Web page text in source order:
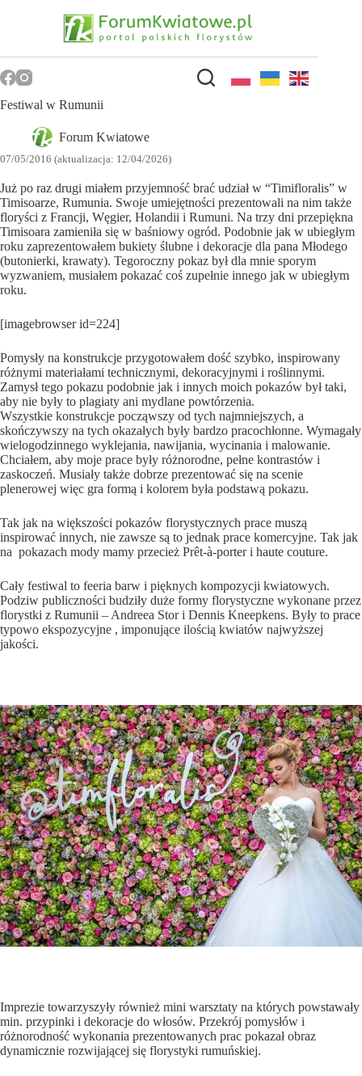
Festiwal w Rumunii
Forum Kwiatowe
07/05/2016 (aktualizacja: 12/04/2026)
Już po raz drugi miałem przyjemność brać udział w “Timifloralis” w
Timisoarze, Rumunia. Swoje umiejętności prezentowali na nim także
floryści z Francji, Węgier, Holandii i Rumuni. Na trzy dni przepiękna
Timisoara zamieniła się w baśniowy ogród. Podobnie jak w ubiegłym
roku zaprezentowałem bukiety ślubne i dekoracje dla pana Młodego
(butonierki, krawaty). Tegoroczny pokaz był dla mnie sporym
wyzwaniem, musiałem pokazać coś zupełnie innego jak w ubiegłym
roku.
[imagebrowser id=224]
Pomysły na konstrukcje przygotowałem dość szybko, inspirowany
różnymi materiałami technicznymi, dekoracyjnymi i roślinnymi.
Zamysł tego pokazu podobnie jak i innych moich pokazów był taki,
aby nie były to plagiaty ani mydlane powtórzenia.
Wszystkie konstrukcje począwszy od tych najmniejszych, a
skończywszy na tych okazałych były bardzo pracochłonne. Wymagały
wielogodzinnego wyklejania, nawijania, wycinania i malowanie.
Chciałem, aby moje prace były różnorodne, pełne kontrastów i
zaskoczeń. Musiały także dobrze prezentować się na scenie
plenerowej więc gra formą i kolorem była podstawą pokazu.
Tak jak na większości pokazów florystycznych prace muszą
inspirować innych, nie zawsze są to jednak prace komercyjne. Tak jak
na pokazach mody mamy przecież Prêt-à-porter i haute couture.
Cały festiwal to feeria barw i pięknych kompozycji kwiatowych.
Podziw publiczności budziły duże formy florystyczne wykonane przez
florystki z Rumunii – Andreea Stor i Dennis Kneepkens. Były to prace
typowo ekspozycyjne , imponujące ilością kwiatów najwyższej
jakości.
Imprezie towarzyszyły również mini warsztaty na których powstawały
min. przypinki i dekoracje do włosów. Przekrój pomysłów i
różnorodność wykonania prezentowanych prac pokazał obraz
dynamicznie rozwijającej się florystyki rumuńskiej.